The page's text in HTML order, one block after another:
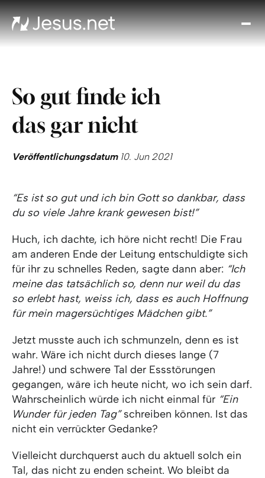
So gut finde ich
das gar nicht
Veröffentlichungsdatum10. Jun 2021
“Es ist so gut und ich bin Gott so dankbar, dass
du so viele Jahre krank gewesen bist!”
Huch, ich dachte, ich höre nicht recht! Die Frau
am anderen Ende der Leitung entschuldigte sich
für ihr zu schnelles Reden, sagte dann aber: “Ich
meine das tatsächlich so, denn nur weil du das
so erlebt hast, weiss ich, dass es auch Hoffnung
für mein magersüchtiges Mädchen gibt.”
Jetzt musste auch ich schmunzeln, denn es ist
wahr. Wäre ich nicht durch dieses lange (7
Jahre!) und schwere Tal der Essstörungen
gegangen, wäre ich heute nicht, wo ich sein darf.
Wahrscheinlich würde ich nicht einmal für “Ein
Wunder für jeden Tag”schreiben können. Ist das
nicht ein verrückter Gedanke?
Vielleicht durchquerst auch du aktuell solch ein
Tal, das nicht zu enden scheint. Wo bleibt da